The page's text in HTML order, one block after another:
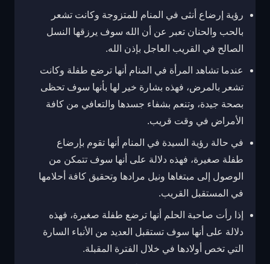
رؤية إرضاع أنثى في المنام للمتزوجة وكانت تشعر
بالحب والحنان تعبر عن أن الله سوف يرزقها النسل
الصالح في القريب العاجل بإذن الله.
عندما تشاهد المرأة في المنام أنها ترضع طفلة وكانت
تشعر بالمرض، فهذه بشارة خير لها بأنها سوف تحظى
بصحة جيدة، وتنعم بشفاء جسدها والتعافي من كافة
الأمراض في وقت قريب.
في حالة رؤية السيدة في المنام أنها تقوم بإرضاع
طفلة صغيرة، فهذه دلالة على أنها سوف تتمكن من
الوصول إلى مبتغاها ونيل مرادها وتحقيق كافة أحلامها
في المستقبل القريب.
إذا رأت صاحبة الحلم أنها ترضع طفلة صغيرة، فهذه
دلالة على أنها سوف تستقبل العديد من الأنباء السارة
التي تخص أولادها في خلال الفترة المقبلة.